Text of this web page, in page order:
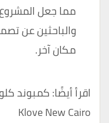
مما جعل
والباحثين عن
مكان آخر.
اقرأ أيضًا:
Klove New Cairo